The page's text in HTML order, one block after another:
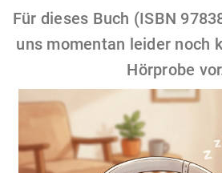
Für dieses Buch (ISBN
uns momentan leider noch
Hörprobe